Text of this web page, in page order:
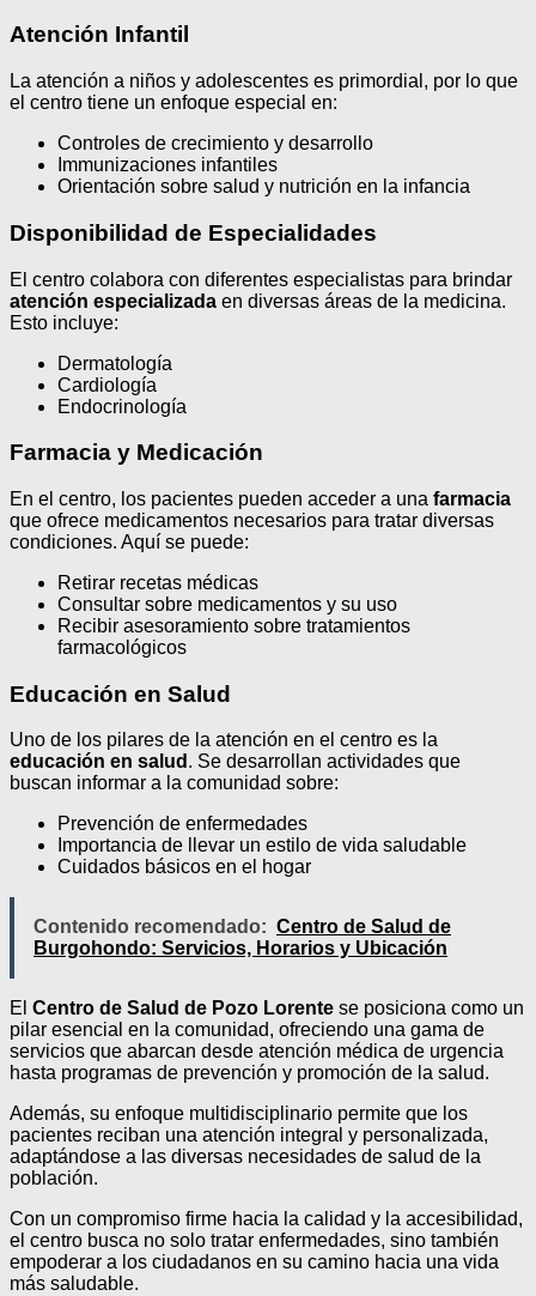
Atención Infantil
La atención a niños y adolescentes es primordial, por lo que
el centro tiene un enfoque especial en:
Controles de crecimiento y desarrollo
Immunizaciones infantiles
Orientación sobre salud y nutrición en la infancia
Disponibilidad de Especialidades
El centro colabora con diferentes especialistas para brindar
atención especializada en diversas áreas de la medicina.
Esto incluye:
Dermatología
Cardiología
Endocrinología
Farmacia y Medicación
En el centro, los pacientes pueden acceder a una farmacia
que ofrece medicamentos necesarios para tratar diversas
condiciones. Aquí se puede:
Retirar recetas médicas
Consultar sobre medicamentos y su uso
Recibir asesoramiento sobre tratamientos
farmacológicos
Educación en Salud
Uno de los pilares de la atención en el centro es la
educación en salud . Se desarrollan actividades que
buscan informar a la comunidad sobre:
Prevención de enfermedades
Importancia de llevar un estilo de vida saludable
Cuidados básicos en el hogar
Contenido recomendado: Centro de Salud de
Burgohondo: Servicios, Horarios y Ubicación
El Centro de Salud de Pozo Lorente se posiciona como un
pilar esencial en la comunidad, ofreciendo una gama de
servicios que abarcan desde atención médica de urgencia
hasta programas de prevención y promoción de la salud.
Además, su enfoque multidisciplinario permite que los
pacientes reciban una atención integral y personalizada,
adaptándose a las diversas necesidades de salud de la
población.
Con un compromiso firme hacia la calidad y la accesibilidad,
el centro busca no solo tratar enfermedades, sino también
empoderar a los ciudadanos en su camino hacia una vida
más saludable.